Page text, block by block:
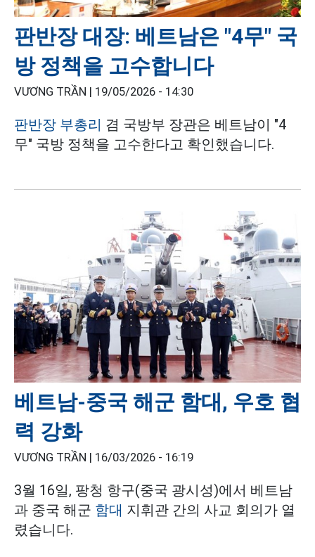
판반장 대장: 베트남은 "4무" 국
방 정책을 고수합니다
VƯƠNG TRẦN | 19/05/2026 - 14:30
판반장 부총리 겸 국방부 장관은 베트남이 "4
무" 국방 정책을 고수한다고 확인했습니다.
베트남-중국 해군 함대, 우호 협
력 강화
VƯƠNG TRẦN | 16/03/2026 - 16:19
3월 16일, 팡청 항구(중국 광시성)에서 베트남
과 중국 해군 함대 지휘관 간의 사교 회의가 열
렸습니다.